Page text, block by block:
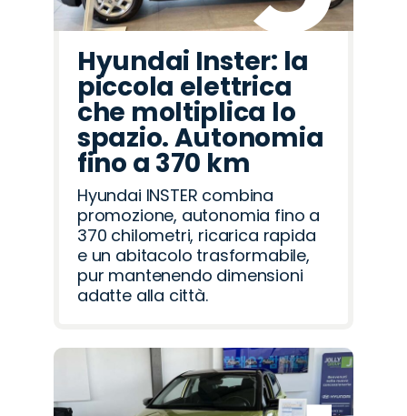
Hyundai Inster: la
piccola elettrica
che moltiplica lo
spazio. Autonomia
fino a 370 km
Hyundai INSTER combina
promozione, autonomia fino a
370 chilometri, ricarica rapida
e un abitacolo trasformabile,
pur mantenendo dimensioni
adatte alla città.